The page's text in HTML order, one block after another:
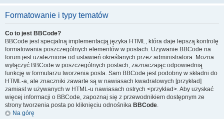
Formatowanie i typy tematów
Co to jest BBCode?
BBCode jest specjalną implementacją języka HTML, która daje lepszą kontrolę
formatowania poszczególnych elementów w postach. Używanie BBCode na
forum jest uzależnione od ustawień określanych przez administratora. Można
wyłączyć BBCode w poszczególnych postach, zaznaczając odpowiednią
funkcję w formularzu tworzenia posta. Sam BBCode jest podobny w składni do
HTML-a, ale znaczniki zawarte są w nawiasach kwadratowych [przykład]
zamiast w używanych w HTML-u nawiasach ostrych <przykład>. Aby uzyskać
więcej informacji o BBCode, zapoznaj się z przewodnikiem dostępnym ze
strony tworzenia posta po kliknięciu odnośnika BBCode.
Na górę